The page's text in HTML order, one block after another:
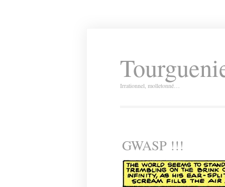
Irrationnel, molletonné…
GWASP !!!